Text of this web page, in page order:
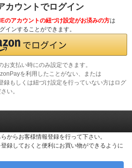
カウントでログイン
のアカウントの紐づけ設定がお済みの方は
インすることができます。
支払い時にのみ設定できます。
を利用したことがない、または
録もしくは紐づけ設定を行っていない方はログ
い。
からお客様情報登録を行って下さい。
録しておくと便利にお買い物ができるように